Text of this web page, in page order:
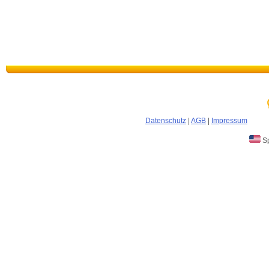
Datenschutz AGB Impressum